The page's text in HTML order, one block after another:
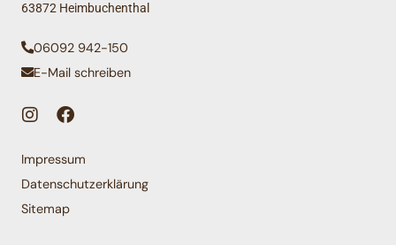
63872 Heimbuchenthal
06092 942-150
E-Mail schreiben
Impressum
Datenschutzerklärung
Sitemap